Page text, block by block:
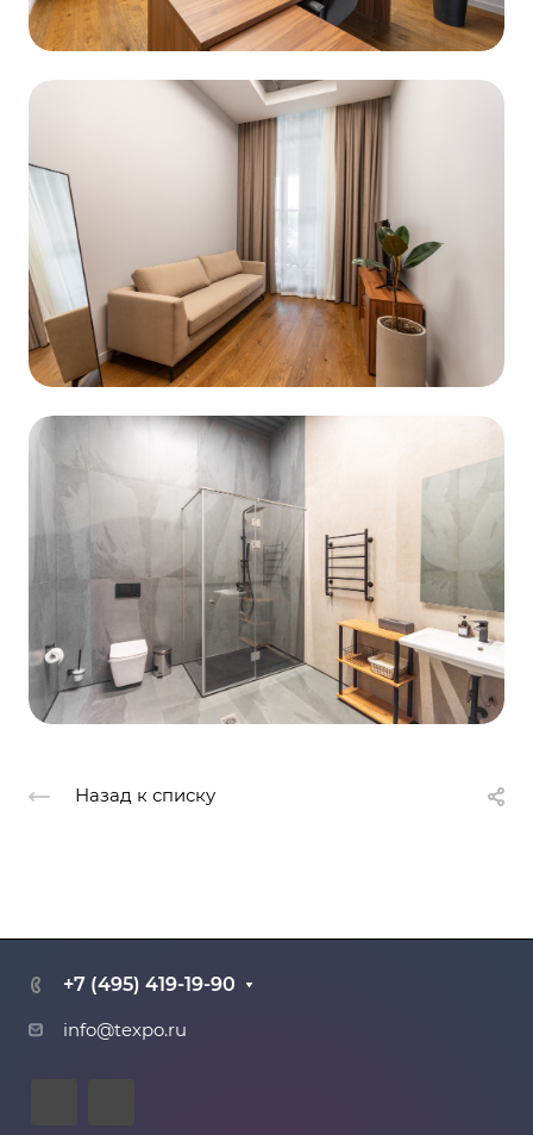
Назад к списку
+7 (495) 419-19-90
info@texpo.ru